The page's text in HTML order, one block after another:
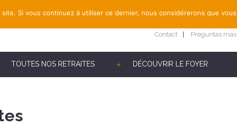
Contact Preguntas
TOUTES NOS RETRAITES DÉCOUVRIR LE FOYER
Si vous continuez à utiliser ce dernier, nous considérerons que